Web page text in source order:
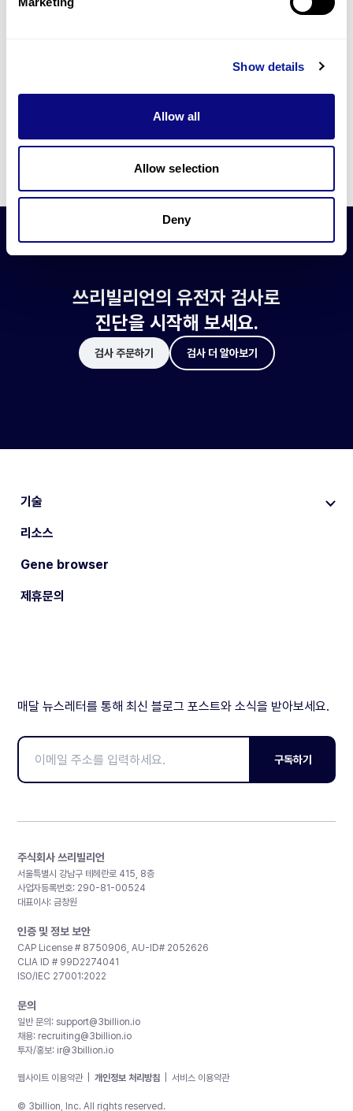
Show details
Allow all
Allow selection
Deny
쓰리빌리언은 유전자 진단에 필요한 여러 기술의 개발과 도입에 힘쓰고 있습니
더 정확한 변이 해석과 높은 진단율을 위한 쓰리빌리언의 기술에 대해 알아보
쓰리빌리언의 유전자 검사로
진단을 시작해 보세요.
검사 주문하기 검사 더 알아보기
기술
리소스
Gene browser
제휴문의
매달 뉴스레터를 통해 최신 블로그 포스트와 소식을 받아보세요.
구독하기
주식회사 쓰리빌리언
서울특별시 강남구 테헤란로 415, 8층
사업자등록번호: 290-81-00524
대표이사: 금창원
인증 및 정보 보안
CAP License # 8750906, AU-ID# 2052626
CLIA ID # 99D2274041
ISO/IEC 27001:2022
문의
일반 문의: support@3billion.io
채용: recruiting@3billion.io
투자/홍보: ir@3billion.io
웹사이트 이용약관 개인정보 처리방침 서비스 이용약관
© 3billion, Inc. All rights reserved.